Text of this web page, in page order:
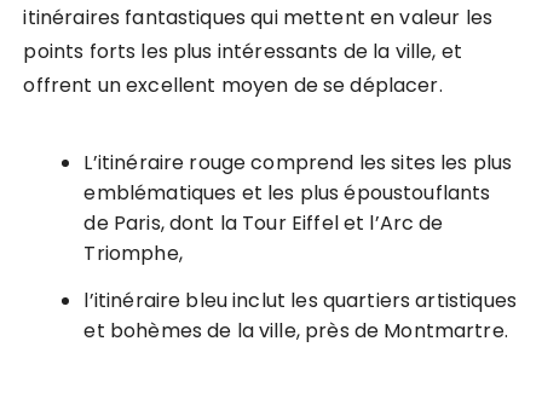
itinéraires fantastiques qui mettent en valeur les
points forts les plus intéressants de la ville, et
offrent un excellent moyen de se déplacer.
L’itinéraire rouge comprend les sites les plus
emblématiques et les plus époustouflants
de Paris, dont la Tour Eiffel et l’Arc de
Triomphe,
l’itinéraire bleu inclut les quartiers artistiques
et bohèmes de la ville, près de Montmartre.